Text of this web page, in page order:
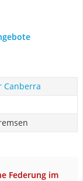
Canberra
Federung im